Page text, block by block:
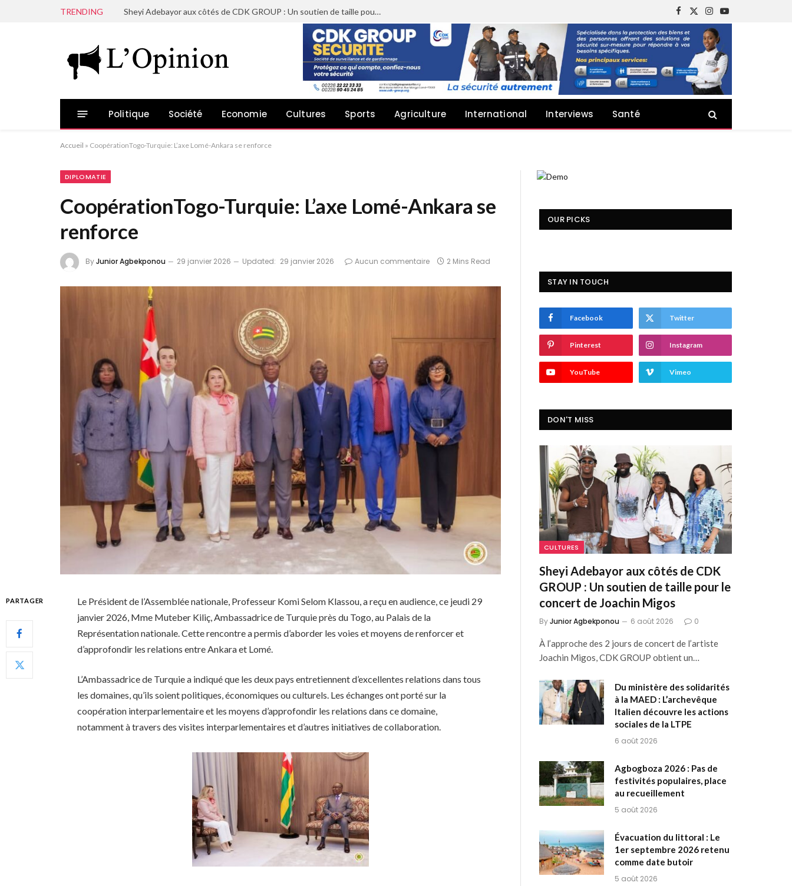
TRENDING Sheyi Adebayor aux côtés de CDK GROUP : Un soutien de taille pour le concert de Joachin Migos
Facebook
X
(Twitter)
Instagram
YouTube
Politique Société Economie Cultures Sports Agriculture International Interviews Santé
Accueil » CoopérationTogo-Turquie: L’axe Lomé-Ankara se renforce
DIPLOMATIE
CoopérationTogo-Turquie: L’axe Lomé-Ankara se
renforce
ByJunior Agbekponou 29 janvier 2026 Updated: 29 janvier 2026 Aucun commentaire 2 Mins Read
PARTAGER
Le Président de l’Assemblée nationale, Professeur Komi Selom Klassou, a reçu en audience, ce jeudi 29
janvier 2026, Mme Muteber Kiliç, Ambassadrice de Turquie près du Togo, au Palais de la
Représentation nationale. Cette rencontre a permis d’aborder les voies et moyens de renforcer et
d’approfondir les relations entre Ankara et Lomé.
L’Ambassadrice de Turquie a indiqué que les deux pays entretiennent d’excellentes relations dans tous
les domaines, qu’ils soient politiques, économiques ou culturels. Les échanges ont porté sur la
coopération interparlementaire et les moyens d’approfondir les relations dans ce domaine,
notamment à travers des visites interparlementaires et d’autres initiatives de collaboration.
OUR PICKS
STAY IN TOUCH
Facebook Twitter
Pinterest Instagram
YouTube Vimeo
DON'T MISS
CULTURES
Sheyi Adebayor aux côtés de CDK
GROUP : Un soutien de taille pour le
concert de Joachin Migos
ByJunior Agbekponou 6 août 2026 0
À l’approche des 2 jours de concert de l’artiste
Joachin Migos, CDK GROUP obtient un…
Du ministère des solidarités
à la MAED : L’archevêque
Italien découvre les actions
sociales de la LTPE
6 août 2026
Agbogboza 2026 : Pas de
festivités populaires, place
au recueillement
5 août 2026
Évacuation du littoral : Le
1er septembre 2026 retenu
comme date butoir
5 août 2026